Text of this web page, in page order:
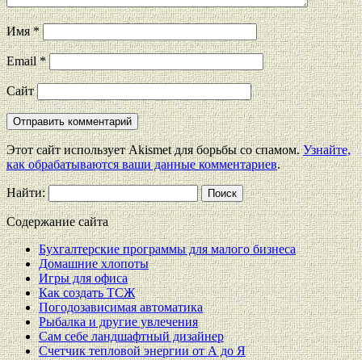
Имя*
Email*
Сайт
Этот сайт использует Akismet для борьбы со спамом.Узнайте,
как обрабатываются ваши данные комментариев.
Найти:
Содержание сайта
Бухгалтерские программы для малого бизнеса
Домашние хлопоты
Игры для офиса
Как создать ТСЖ
Погодозависимая автоматика
Рыбалка и другие увлечения
Сам себе ландшафтный дизайнер
Счетчик тепловой энергии от А до Я